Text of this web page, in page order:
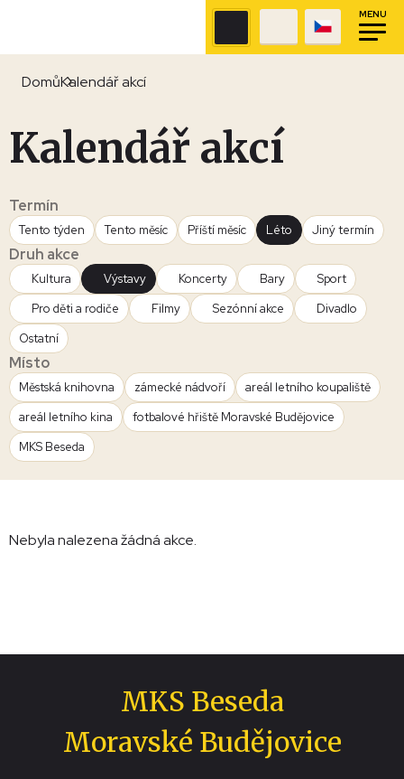
MENU
DomůKalendář akcí
Kalendář akcí
Termín
Tento týden Tento měsíc Příští měsíc Léto Jiný termín
Druh akce
Kultura Výstavy Koncerty Bary
Sport
Pro děti a rodiče
Filmy Sezónní akce
Divadlo
Ostatní
Místo
Městská knihovna zámecké nádvoří
areál letního koupaliště
areál letního kina
fotbalové hřiště Moravské Budějovice
MKS Beseda
Nebyla nalezena žádná akce.
MKS Beseda
Moravské Budějovice